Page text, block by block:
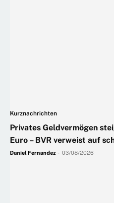
Kurznachrichten
Privates Geldvermögen
Euro – BVR verweist auf
Daniel Fernandez 03/08/2026